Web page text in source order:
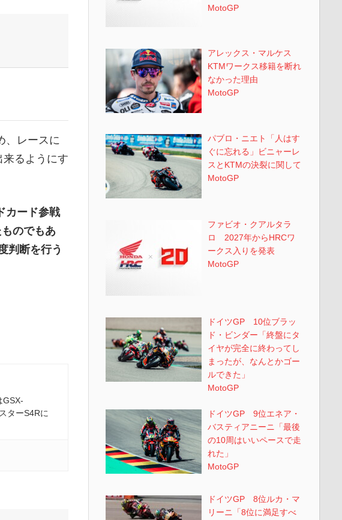
、レースに
るようにす
カード参戦
のでもあ
判断を行う
GSX-
ターS4Rに
MotoGP
アレックス・マルケス
KTMワークス移籍を断れ
なかった理由
MotoGP
パブロ・ニエト「人はす
ぐに忘れる」ビニャーレ
スとKTMの決裂に関して
MotoGP
ファビオ・クアルタラ
ロ 2027年からHRCワ
ークス入りを発表
MotoGP
ドイツGP 10位ブラッ
ド・ビンダー「終盤にタ
イヤが完全に終わってし
まったが、なんとかゴー
ルできた」
MotoGP
ドイツGP 9位エネア・
バスティアニーニ「最後
の10周はいいペースで走
れた」
MotoGP
ドイツGP 8位ルカ・マ
リーニ「8位に満足すべ